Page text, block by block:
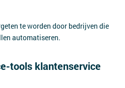
te worden door bedrijven die
automatiseren.
tools klantenservice